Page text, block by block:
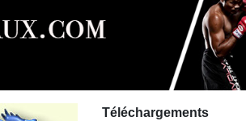
Téléchargements